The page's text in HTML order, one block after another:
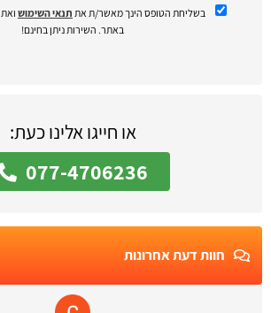
בשליחת הטופס הינך מאשר/ת את תנאי השימוש ואת
באתר. השירות ניתן בחינם!
או חייגו אלינו כעת:
077-4706236
חוות דעת אחרונות